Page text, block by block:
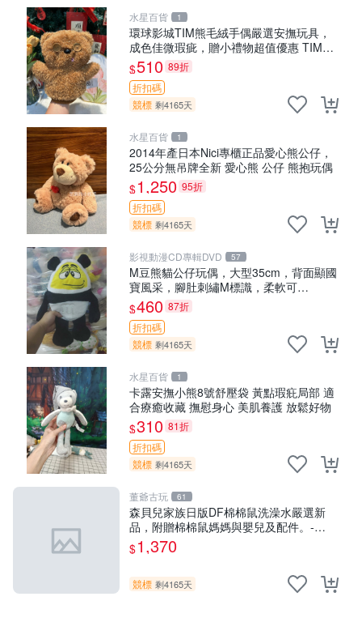
水星百貨 1
環球影城TIM熊毛絨手偶嚴選安撫玩具，
成色佳微瑕疵，贈小禮物超值優惠 TIM熊
毛絨手偶 安撫 toy 嚴選
$510 89折
折扣碼
競標 剩4165天
水星百貨 1
2014年產日本Nici專櫃正品愛心熊公仔，
25公分無吊牌全新 愛心熊 公仔 熊抱玩偶
$1,250 95折
折扣碼
競標 剩4165天
影視動漫CD專輯DVD 57
M豆熊貓公仔玩偶，大型35cm，背面顯國
寶風采，腳肚刺繡M標識，柔軟可
MACHINE WASH。國寶 M豆 玩偶 公仔
$460 87折
折扣碼
競標 剩4165天
水星百貨 1
卡露安撫小熊8號舒壓袋 黃點瑕疪局部 適
合療癒收藏 撫慰身心 美肌養護 放鬆好物
$310 81折
折扣碼
競標 剩4165天
董爺古玩 61
森貝兒家族日版DF棉棉鼠洗澡水嚴選新
品，附贈棉棉鼠媽媽與嬰兒及配件。-
paper盒裝，輕便設計方便攜帶。 棉棉鼠
棉玩 公仔
$1,370
競標 剩4165天